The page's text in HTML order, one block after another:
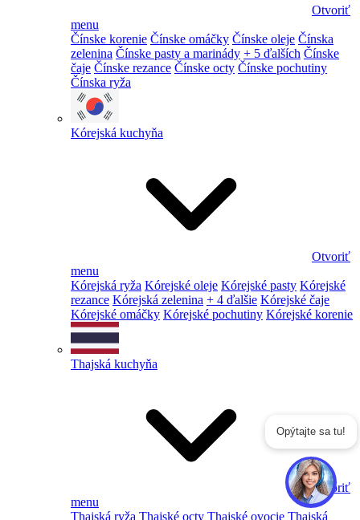
Otvoriť
menu
Čínske korenie Čínske omáčky Čínske oleje Čínska
zelenina Čínske pasty a marinády + 5 ďalších Čínske
čaje Čínske rezance Čínske octy Čínske pochutiny
Čínska ryža
Kórejská kuchyňa
Otvoriť
menu
Kórejská ryža Kórejské oleje Kórejské pasty Kórejské
rezance Kórejská zelenina + 4 ďalšie Kórejské čaje
Kórejské omáčky Kórejské pochutiny Kórejské korenie
Thajská kuchyňa
Otvoriť
menu
Thajská ryža Thajské octy Thajské ovocie Thajská
Opýtajte sa tu!